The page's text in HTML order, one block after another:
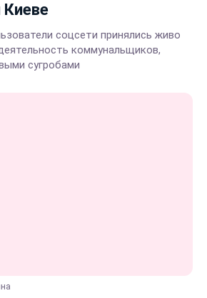
соцсети принялись живо
коммунальщиков,
сугробами